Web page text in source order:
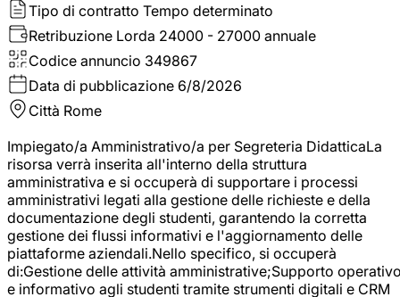
Tipo di contratto Tempo determinato
Retribuzione Lorda 24000 - 27000 annuale
Codice annuncio 349867
Data di pubblicazione 6/8/2026
Città Rome
Impiegato/a Amministrativo/a per Segreteria DidatticaLa
risorsa verrà inserita all'interno della struttura
amministrativa e si occuperà di supportare i processi
amministrativi legati alla gestione delle richieste e della
documentazione degli studenti, garantendo la corretta
gestione dei flussi informativi e l'aggiornamento delle
piattaforme aziendali.Nello specifico, si occuperà
di:Gestione delle attività amministrative;Supporto
e informativo agli studenti tramite strumenti digitali e CRM